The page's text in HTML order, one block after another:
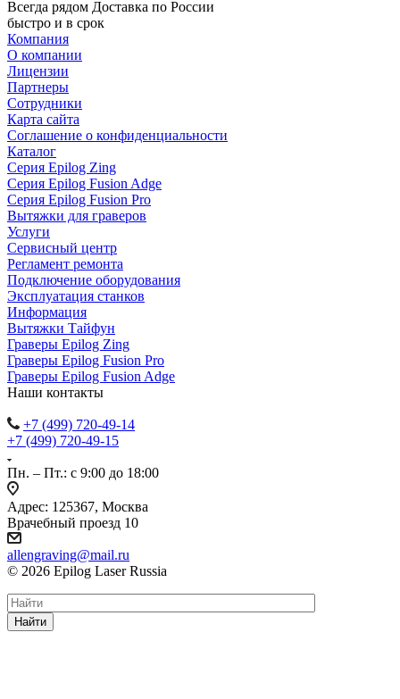
Всегда рядом Доставка по России
быстро и в срок
Компания
О компании
Лицензии
Партнеры
Сотрудники
Карта сайта
Соглашение о конфиденциальности
Каталог
Серия Epilog Zing
Серия Epilog Fusion Adge
Серия Epilog Fusion Pro
Вытяжки для граверов
Услуги
Сервисный центр
Регламент ремонта
Подключение оборудования
Эксплуатация станков
Информация
Вытяжки Тайфун
Граверы Epilog Zing
Граверы Epilog Fusion Pro
Граверы Epilog Fusion Adge
Наши контакты
+7 (499) 720-49-14
+7 (499) 720-49-15
Пн. – Пт.: с 9:00 до 18:00
Адрес: 125367, Москва
Врачебный проезд 10
allengraving@mail.ru
© 2026 Epilog Laser Russia
Найти